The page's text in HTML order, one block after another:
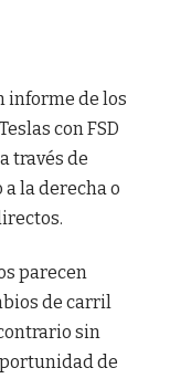
informe de los
con FSD
través de
la derecha o
parecen
de carril
sin
de